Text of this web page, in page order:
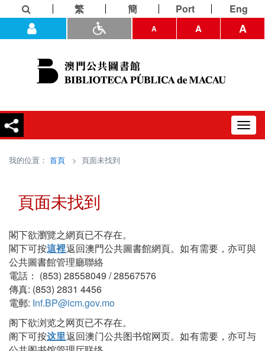
繁 簡 Port Eng
A A A
我的位置： 首頁 > 頁面未找到
頁面未找到
閣下欲瀏覽之網頁已不存在。
閣下可按這裡返回澳門公共圖書館網頁。如有需要，亦可與
公共圖書館管理廳聯絡
電話： (853) 28558049 / 28567576
傳真: (853) 2831 4456
電郵: Inf.BP@icm.gov.mo
阁下欲浏览之网页已不存在。
阁下可按这里返回澳门公共图书馆网页。如有需要，亦可与